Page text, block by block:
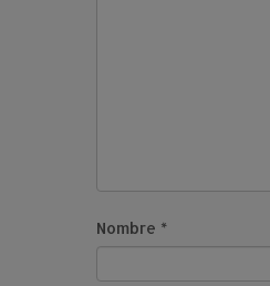
Nombre *